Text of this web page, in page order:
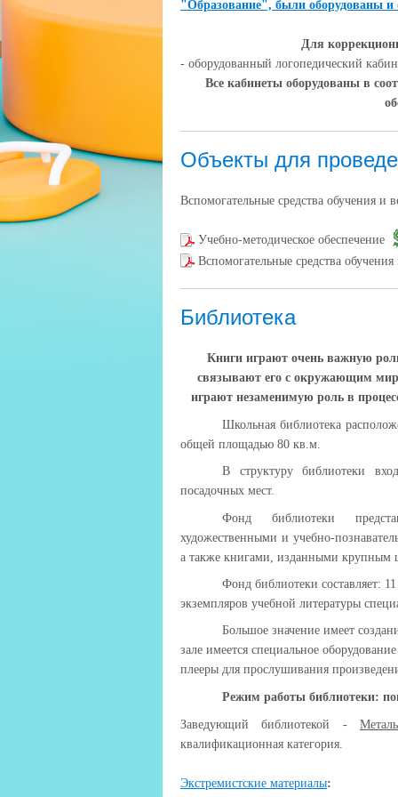
"Образование", были оборудованы
Для
- оборудованный логопедический
Все кабинеты оборудованы в
Объекты для
Вспомогательные средства обучения и
Учебно-методическое обеспечение
Вспомогательные средства
Библиотека
Книги играют очень важную
связывают его с окружающим
играют незаменимую роль в
Школьная библиотека
общей площадью 80 кв.м.
В структуру библиотеки
посадочных мест.
Фонд библиотеки
художественными и учебно-
а также книгами, изданными крупным
Фонд библиотеки составляет:
экземпляров учебной литературы
Большое значение имеет
зале имеется специальное
плееры для прослушивания
Режим работы библиотеки:
Заведующий библиотекой -
квалификационная категория.
Экстремистские материалы: